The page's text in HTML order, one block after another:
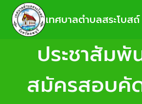
เทศบาลตำบลสระโบสถ์
ประชาสัมพั
สมัครสอบคั